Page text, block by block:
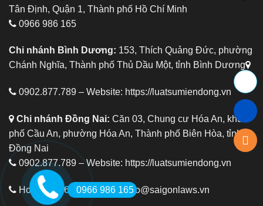
Tân Định, Quận 1, Thành phố Hồ Chí Minh
0966 986 165
Chi nhánh Bình Dương: 153, Thích Quảng Đức, phường
Chánh Nghĩa, Thành phố Thủ Dầu Một, tỉnh Bình Dương
0902.877.789 – Website: https://luatsumiendong.vn
Chi nhánh Đồng Nai: Căn 03, Chung cư Hóa An, khu
phố Cầu An, phường Hóa An, Thành phố Biên Hòa, tỉnh
Đồng Nai
0902.877.789 – Website: https://luatsumiendong.vn
Hotline: 0966 986 165 info@saigonlaws.vn
0966 986 165